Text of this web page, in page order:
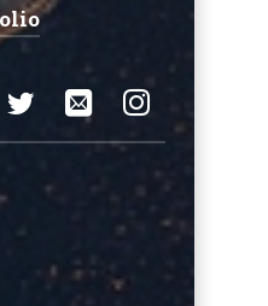
Twitter
EmailInstagram